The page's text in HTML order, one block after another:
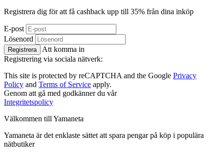
Registrera dig för att få cashback upp till 35% från dina inköp
E-post
Lösenord
Registrera
Att komma in
Registrering via sociala nätverk:
This site is protected by reCAPTCHA and the Google Privacy
Policy and Terms of Service apply.
Genom att gå med godkänner du vår
Integritetspolicy
Välkommen till Yamaneta
Yamaneta är det enklaste sättet att spara pengar på köp i populära
nätbutiker